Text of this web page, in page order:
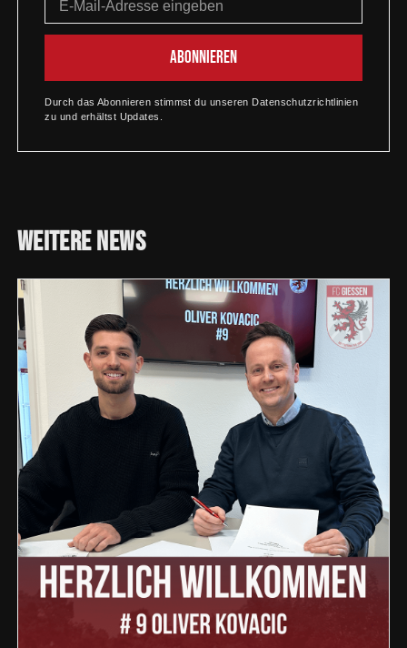
Durch das Abonnieren stimmst du unseren Datenschutzrichtlinien
zu und erhältst Updates.
WeitereNews